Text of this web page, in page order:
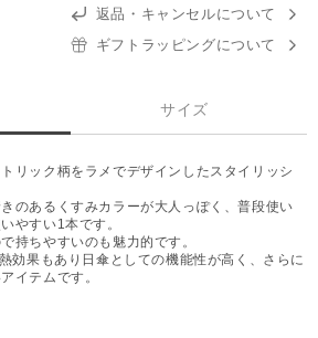
返品・キャンセルについて
ギフトラッピングについて
サイズ
リック柄をラメでデザインしたスタイリッシ
のあるくすみカラーが大人っぽく、普段使い
やすい1本です。
持ちやすいのも魅力的です。
効果もあり日傘としての機能性が高く、さらに
イテムです。